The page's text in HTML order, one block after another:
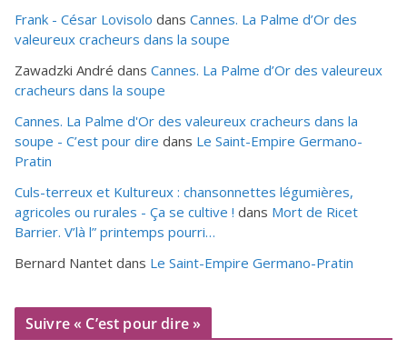
Frank - César Lovisolo dans Cannes. La Palme d’Or des
valeureux cracheurs dans la soupe
Zawadzki André dans Cannes. La Palme d’Or des valeureux
cracheurs dans la soupe
Cannes. La Palme d'Or des valeureux cracheurs dans la
soupe - C’est pour dire dans Le Saint-Empire Germano-
Pratin
Culs-terreux et Kultureux : chansonnettes légumières,
agricoles ou rurales - Ça se cultive ! dans Mort de Ricet
Barrier. V’là l” printemps pourri…
Bernard Nantet dans Le Saint-Empire Germano-Pratin
Suivre « C’est pour dire »